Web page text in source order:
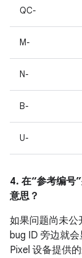
QC-
M-
N-
B-
U-
4. 在“参考编号
意思？
如果问题尚未公
bug ID 旁边就会
Pixel 设备提供